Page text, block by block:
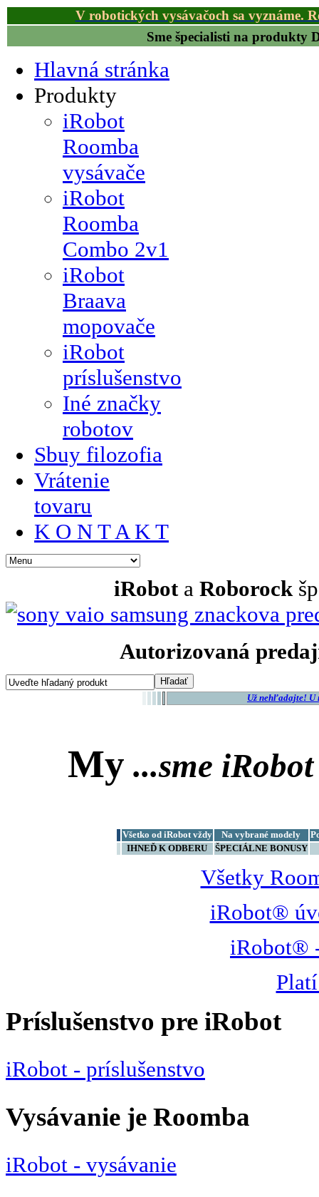
V robotických vysávačoch sa vyznáme.
Sme špecialisti na produkty
Hlavná stránka
Produkty
iRobot
Roomba
vysávače
iRobot
Roomba
Combo 2v1
iRobot
Braava
mopovače
iRobot
príslušenstvo
Iné značky
robotov
Sbuy filozofia
Vrátenie
tovaru
K O N T A K T
iRobot a Roborock
Autorizovaná
Už nehľadajte! U
My ...sme iRobot
Všetko od iRobot vždy Na vybrané modely
IHNEĎ K ODBERU
ŠPECIÁLNE BONUSY
Všetky
iRobot®
iRobot®
Príslušenstvo pre iRobot
iRobot - príslušenstvo
Vysávanie je Roomba
iRobot - vysávanie